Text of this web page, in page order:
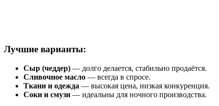
Лучшие варианты:
Сыр (чеддер) — долго делается, стабильно продаётся.
Сливочное масло — всегда в спросе.
Ткани и одежда — высокая цена, низкая конкуренция.
Соки и смузи — идеальны для ночного производства.